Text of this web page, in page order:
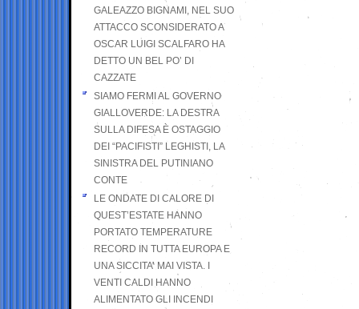
GALEAZZO BIGNAMI, NEL SUO
ATTACCO SCONSIDERATO A
OSCAR LUIGI SCALFARO HA
DETTO UN BEL PO’ DI
CAZZATE
SIAMO FERMI AL GOVERNO
GIALLOVERDE: LA DESTRA
SULLA DIFESA È OSTAGGIO
DEI “PACIFISTI” LEGHISTI, LA
SINISTRA DEL PUTINIANO
CONTE
LE ONDATE DI CALORE DI
QUEST’ESTATE HANNO
PORTATO TEMPERATURE
RECORD IN TUTTA EUROPA E
UNA SICCITA’ MAI VISTA. I
VENTI CALDI HANNO
ALIMENTATO GLI INCENDI